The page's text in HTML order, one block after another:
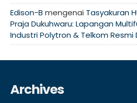
Edison-B mengenai Tasyakuran
Praja Dukuhwaru: Lapangan
Industri Polytron & Telkom Resmi
Archives